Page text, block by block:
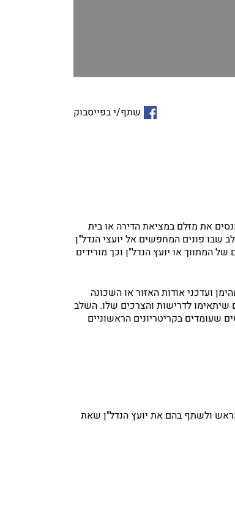
שתף/י בפייסבוק
את מזלם במציאת הדירה או בית
שבו פונים המחפשים אל יועצי הנדל"ן
המתווך או יועץ הנדל"ן וכך מורידים
ועדכני אודות האזור או השכונה
שיתאימו לדרישות והצרכים שלו. השלב
שעומדים בקריטריונים הראשוניים
ולשתף בהם את יועץ הנדל"ן שאת